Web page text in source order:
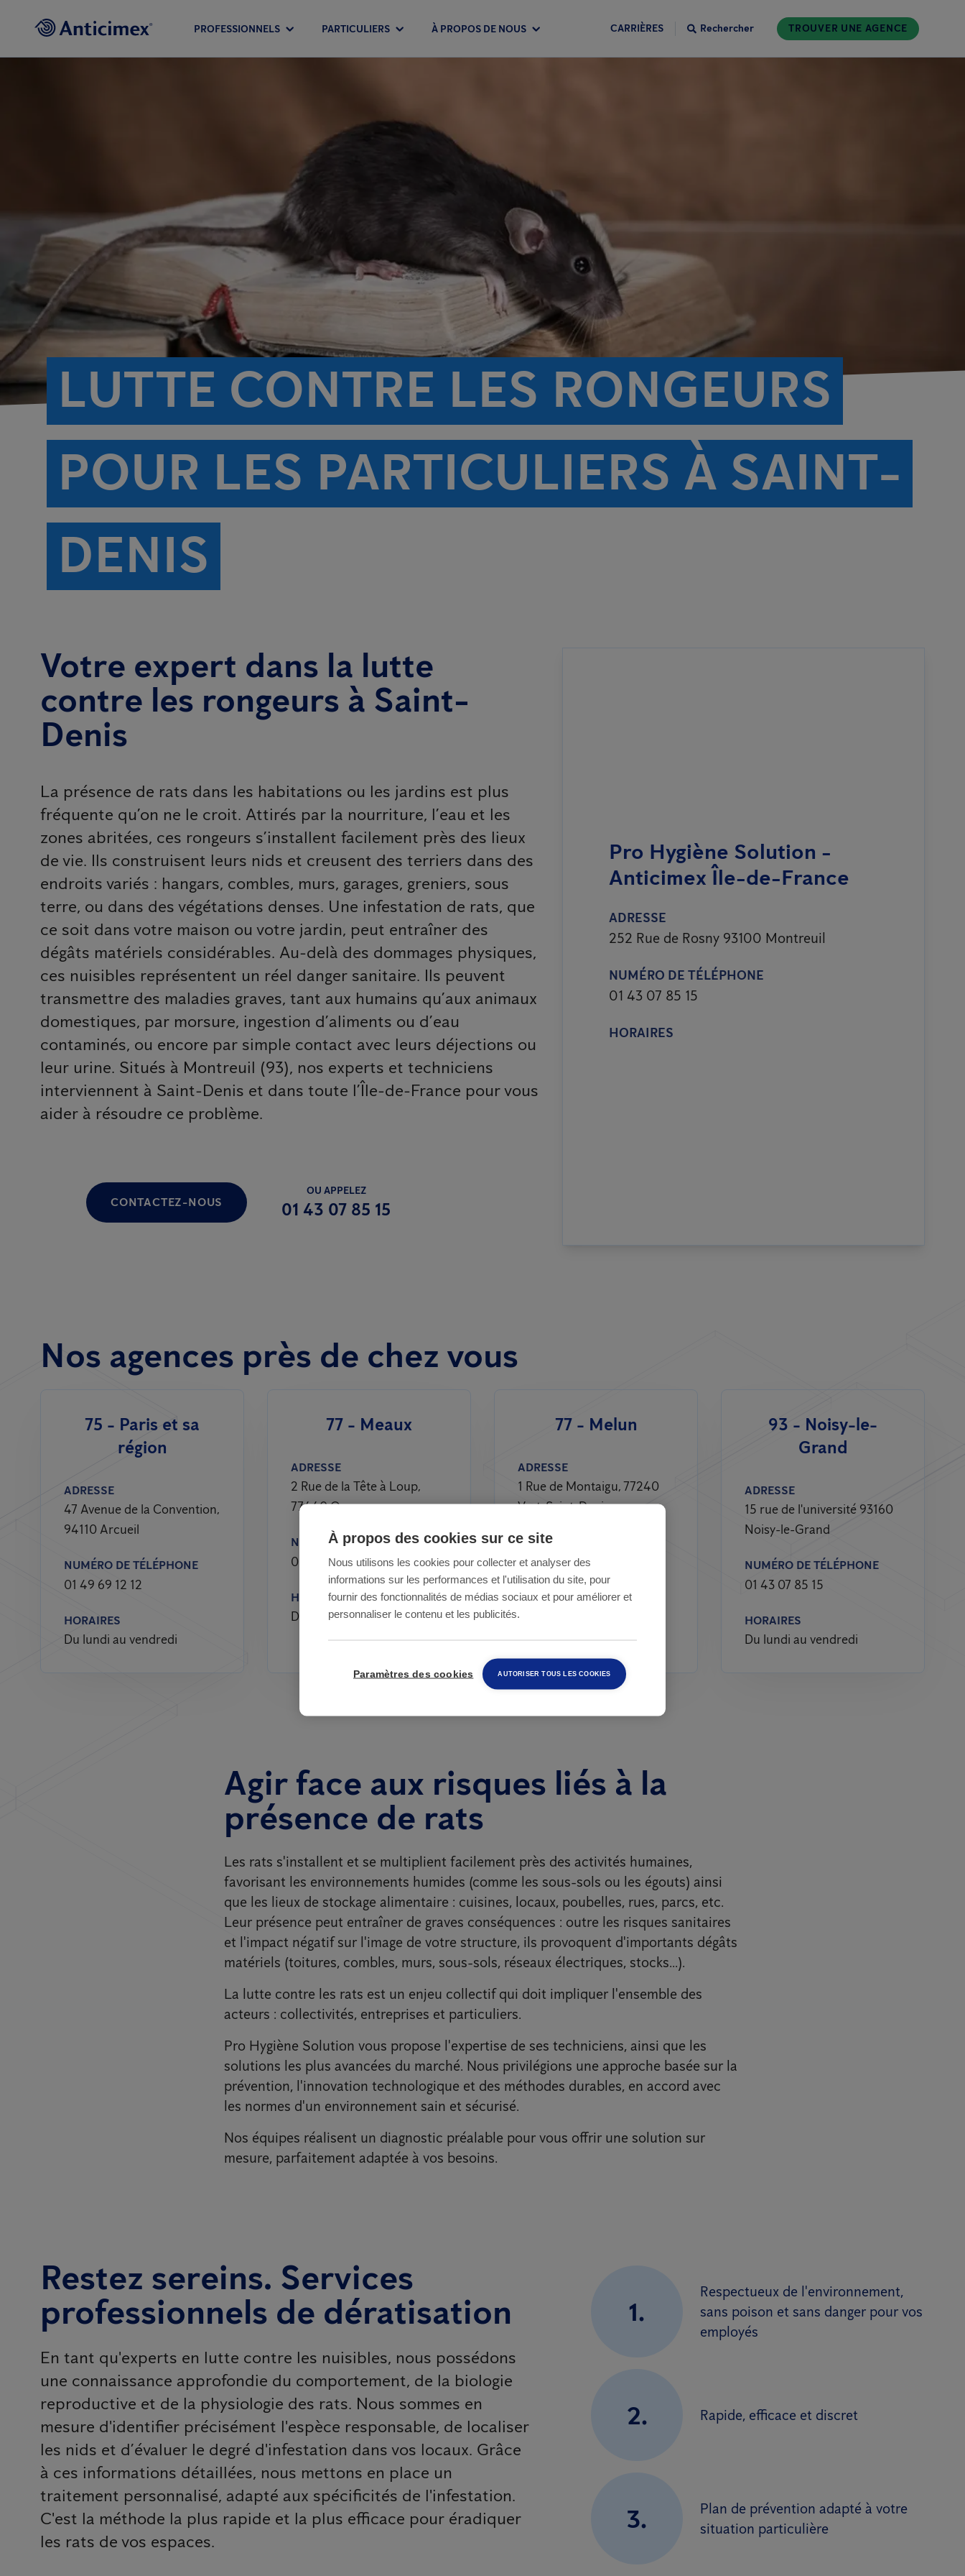
PROFESSIONNELS PARTICULIERS À PROPOS DE NOUS CARRIÈRES Rechercher TROUVER UNE AGENCE
LUTTE CONTRE LES RONGEURS
POUR LES PARTICULIERS À SAINT-
DENIS
Votre expert dans la lutte
contre les rongeurs à Saint-
Denis
La présence de rats dans les habitations ou les jardins est plus
fréquente qu’on ne le croit. Attirés par la nourriture, l’eau et les
zones abritées, ces rongeurs s’installent facilement près des lieux
de vie. Ils construisent leurs nids et creusent des terriers dans des
endroits variés : hangars, combles, murs, garages, greniers, sous
terre, ou dans des végétations denses. Une infestation de rats, que
ce soit dans votre maison ou votre jardin, peut entraîner des
dégâts matériels considérables. Au-delà des dommages physiques,
ces nuisibles représentent un réel danger sanitaire. Ils peuvent
transmettre des maladies graves, tant aux humains qu’aux animaux
domestiques, par morsure, ingestion d’aliments ou d’eau
contaminés, ou encore par simple contact avec leurs déjections ou
leur urine. Situés à Montreuil (93), nos experts et techniciens
interviennent à Saint-Denis et dans toute l’Île-de-France pour vous
aider à résoudre ce problème.
CONTACTEZ-NOUS
OU APPELEZ
01 43 07 85 15
Pro Hygiène Solution -
Anticimex Île-de-France
ADRESSE
252 Rue de Rosny 93100 Montreuil
NUMÉRO DE TÉLÉPHONE
01 43 07 85 15
HORAIRES
Nos agences près de chez vous
75 - Paris et sa
région
ADRESSE
47 Avenue de la Convention,
94110 Arcueil
NUMÉRO DE TÉLÉPHONE
01 49 69 12 12
HORAIRES
Du lundi au vendredi
77 - Meaux
ADRESSE
2 Rue de la Tête à Loup,
77440 Ocquerre
NUMÉRO DE TÉLÉPHONE
01 60 01 70 42
HORAIRES
Du lundi au vendredi
77 - Melun
ADRESSE
1 Rue de Montaigu, 77240
Vert-Saint-Denis
NUMÉRO DE TÉLÉPHONE
01 64 09 64 09
HORAIRES
Du lundi au vendredi
93 - Noisy-le-
Grand
ADRESSE
15 rue de l'université 93160
Noisy-le-Grand
NUMÉRO DE TÉLÉPHONE
01 43 07 85 15
HORAIRES
Du lundi au vendredi
Agir face aux risques liés à la
présence de rats
Les rats s'installent et se multiplient facilement près des activités humaines,
favorisant les environnements humides (comme les sous-sols ou les égouts) ainsi
que les lieux de stockage alimentaire : cuisines, locaux, poubelles, rues, parcs, etc.
Leur présence peut entraîner de graves conséquences : outre les risques sanitaires
et l'impact négatif sur l'image de votre structure, ils provoquent d'importants dégâts
matériels (toitures, combles, murs, sous-sols, réseaux électriques, stocks...).
La lutte contre les rats est un enjeu collectif qui doit impliquer l'ensemble des
acteurs : collectivités, entreprises et particuliers.
Pro Hygiène Solution vous propose l'expertise de ses techniciens, ainsi que les
solutions les plus avancées du marché. Nous privilégions une approche basée sur la
prévention, l'innovation technologique et des méthodes durables, en accord avec
les normes d'un environnement sain et sécurisé.
Nos équipes réalisent un diagnostic préalable pour vous offrir une solution sur
mesure, parfaitement adaptée à vos besoins.
Restez sereins. Services
professionnels de dératisation
En tant qu'experts en lutte contre les nuisibles, nous possédons
une connaissance approfondie du comportement, de la biologie
reproductive et de la physiologie des rats. Nous sommes en
mesure d'identifier précisément l'espèce responsable, de localiser
les nids et d’évaluer le degré d'infestation dans vos locaux. Grâce
à ces informations détaillées, nous mettons en place un
traitement personnalisé, adapté aux spécificités de l'infestation.
C'est la méthode la plus rapide et la plus efficace pour éradiquer
les rats de vos espaces.
1.
Respectueux de l'environnement,
sans poison et sans danger pour vos
employés
2. Rapide, efficace et discret
3.
Plan de prévention adapté à votre
situation particulière
À propos des cookies sur ce site
Nous utilisons les cookies pour collecter et analyser des
informations sur les performances et l'utilisation du site, pour
fournir des fonctionnalités de médias sociaux et pour améliorer et
personnaliser le contenu et les publicités.
Paramètres des cookies AUTORISER TOUS LES COOKIES